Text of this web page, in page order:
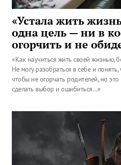
«Устала жить
одна цель — ни в
огорчить и не
«Как научиться жить своей жизнью,
Не могу разобраться в себе и понять,
чтобы не огорчать родителей, но
сделать выбор и ошибиться…»